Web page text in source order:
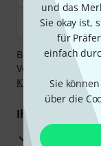
und das
Sie okay ist,
für
einfach
Sie
über die
Bezahlen Sie
Vorkasse, PayPal,
Klarna
Ihre Vorteile
3 Jahre